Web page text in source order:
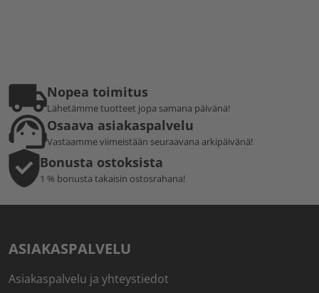
Nopea toimitus
Lähetämme tuotteet jopa samana päivänä!
Osaava asiakaspalvelu
Vastaamme viimeistään seuraavana arkipäivänä!
Bonusta ostoksista
1 % bonusta takaisin ostosrahana!
ASIAKASPALVELU
Asiakaspalvelu ja yhteystiedot